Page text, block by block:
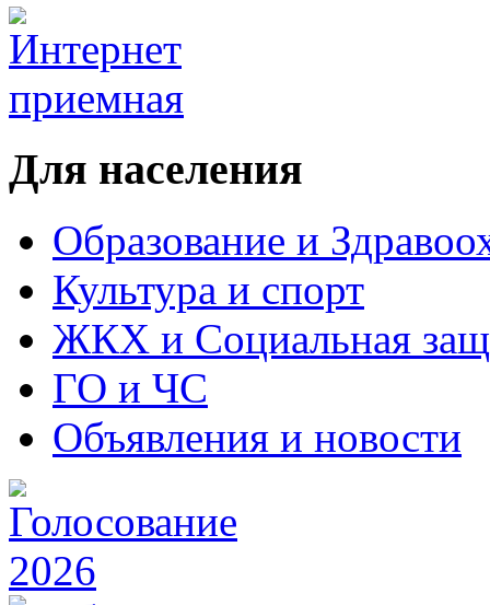
Для населения
Образование и
Культура и спорт
ЖКХ и Социальная
ГО и ЧС
Объявления и новости